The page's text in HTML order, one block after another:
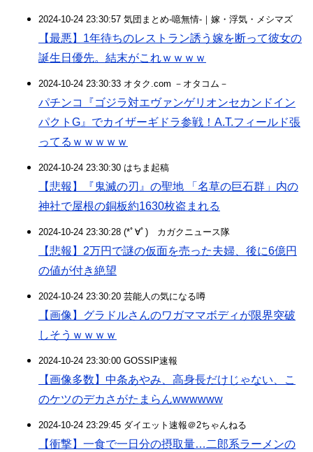
2024-10-24 23:30:57 気団まとめ-噫無情-｜嫁・浮気・メシマズ
【最悪】1年待ちのレストラン誘う嫁を断って彼女の
誕生日優先。結末がこれｗｗｗｗ
2024-10-24 23:30:33 オタク.com －オタコム－
パチンコ『ゴジラ対エヴァンゲリオンセカンドイン
パクトG』でカイザーギドラ参戦！A.T.フィールド張
ってるｗｗｗｗｗ
2024-10-24 23:30:30 はちま起稿
【悲報】『鬼滅の刃』の聖地 「名草の巨石群」内の
神社で屋根の銅板約1630枚盗まれる
2024-10-24 23:30:28 (*ﾟ∀ﾟ)ゞカガクニュース隊
【悲報】2万円で謎の仮面を売った夫婦、後に6億円
の値が付き絶望
2024-10-24 23:30:20 芸能人の気になる噂
【画像】グラドルさんのワガママボディが限界突破
しそうｗｗｗｗ
2024-10-24 23:30:00 GOSSIP速報
【画像多数】中条あやみ、高身長だけじゃない、こ
のケツのデカさがたまらんwwwwww
2024-10-24 23:29:45 ダイエット速報＠2ちゃんねる
【衝撃】一食で一日分の摂取量…二郎系ラーメンの